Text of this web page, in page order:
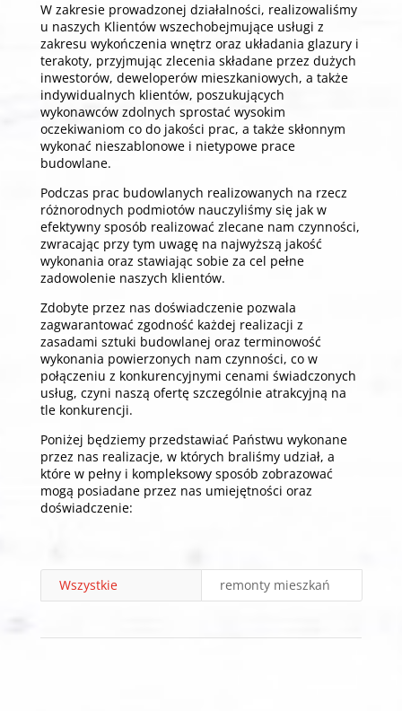
W zakresie prowadzonej działalności, realizowaliśmy
u naszych Klientów wszechobejmujące usługi z
zakresu wykończenia wnętrz oraz układania glazury i
terakoty, przyjmując zlecenia składane przez dużych
inwestorów, deweloperów mieszkaniowych, a także
indywidualnych klientów, poszukujących
wykonawców zdolnych sprostać wysokim
oczekiwaniom co do jakości prac, a także skłonnym
wykonać nieszablonowe i nietypowe prace
budowlane.
Podczas prac budowlanych realizowanych na rzecz
różnorodnych podmiotów nauczyliśmy się jak w
efektywny sposób realizować zlecane nam czynności,
zwracając przy tym uwagę na najwyższą jakość
wykonania oraz stawiając sobie za cel pełne
zadowolenie naszych klientów.
Zdobyte przez nas doświadczenie pozwala
zagwarantować zgodność każdej realizacji z
zasadami sztuki budowlanej oraz terminowość
wykonania powierzonych nam czynności, co w
połączeniu z konkurencyjnymi cenami świadczonych
usług, czyni naszą ofertę szczególnie atrakcyjną na
tle konkurencji.
Poniżej będziemy przedstawiać Państwu wykonane
przez nas realizacje, w których braliśmy udział, a
które w pełny i kompleksowy sposób zobrazować
mogą posiadane przez nas umiejętności oraz
doświadczenie:
Wszystkie remonty mieszkań